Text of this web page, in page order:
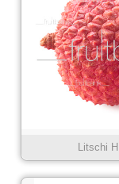
Litschi